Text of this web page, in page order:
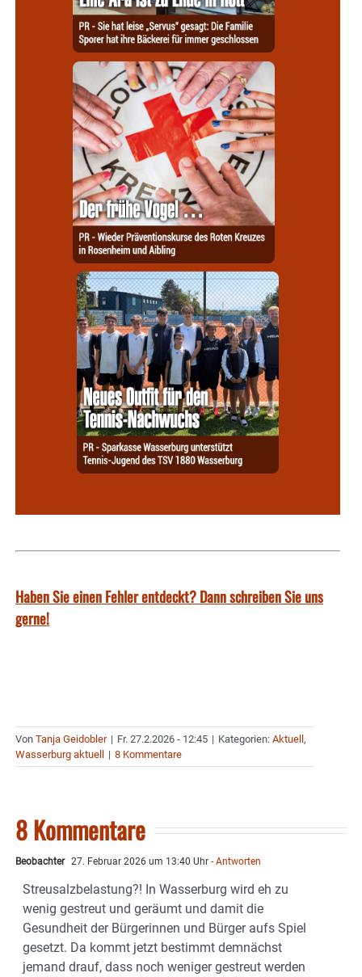
Haben Sie einen Fehler entdeckt? Dann schreiben Sie uns
gerne!
Von Tanja Geidobler | Fr. 27.2.2026 - 12:45 | Kategorien: Aktuell ,
Wasserburg aktuell
| 8 Kommentare
8 Kommentare
Beobachter 27. Februar 2026 um 13:40 Uhr - Antworten
Streusalzbelastung?! In Wasserburg wird eh zu
wenig gestreut und geräumt und damit die
Gesundheit der Bürgerinnen und Bürger aufs Spiel
gesetzt. Da kommt jetzt bestimmt demnächst
jemand drauf, dass noch weniger gestreut werden